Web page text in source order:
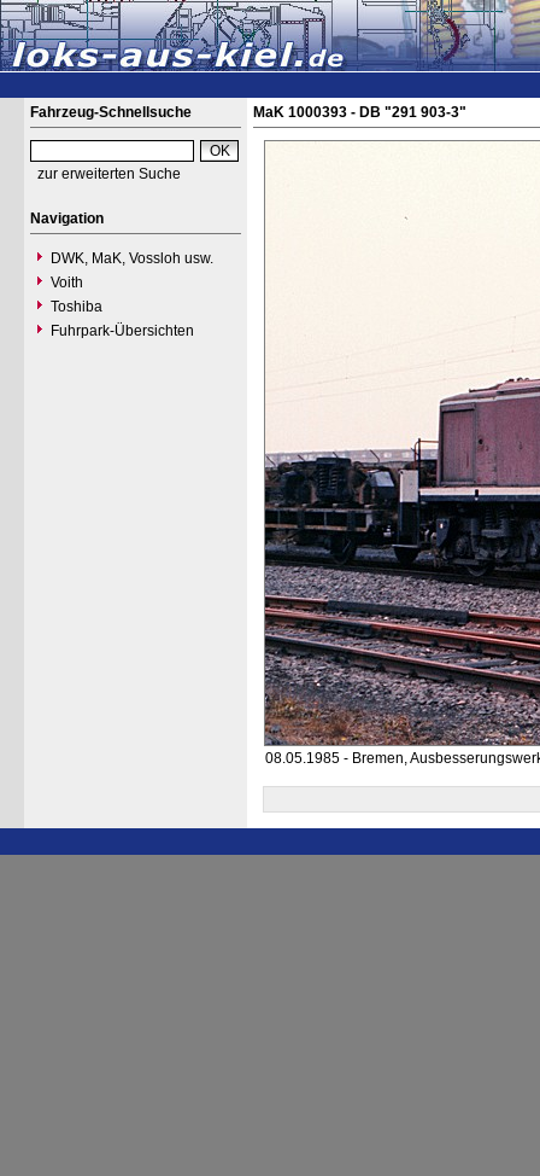
Fahrzeug-Schnellsuche
zur erweiterten Suche
Navigation
DWK, MaK, Vossloh usw.
Voith
Toshiba
Fuhrpark-Übersichten
MaK 1000393 - DB "291 903-3"
08.05.1985 - Bremen,